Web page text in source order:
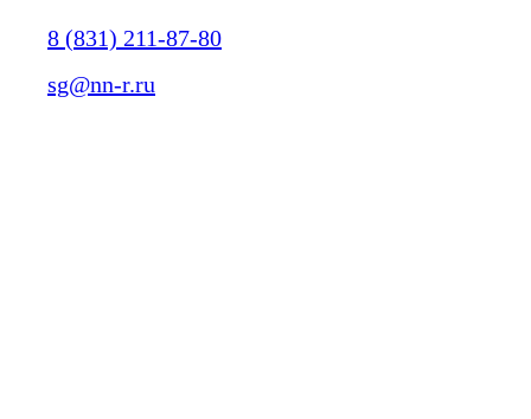
8 (831) 211-87-80
sg@nn-r.ru